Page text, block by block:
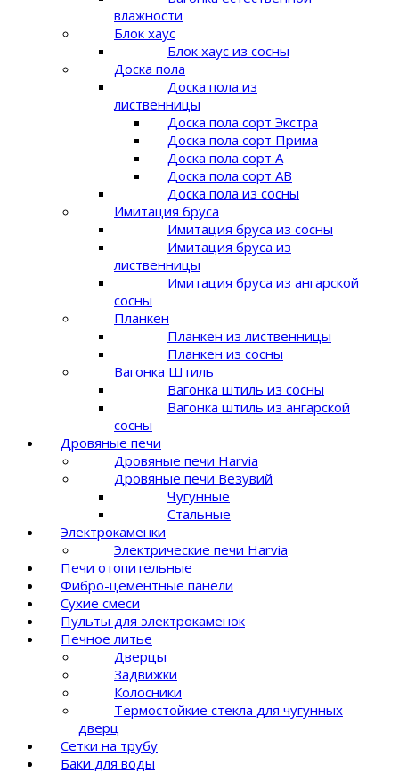
влажности
Блок хаус
Блок хаус из сосны
Доска пола
Доска пола из
лиственницы
Доска пола сорт Экстра
Доска пола сорт Прима
Доска пола сорт A
Доска пола сорт AB
Доска пола из сосны
Имитация бруса
Имитация бруса из сосны
Имитация бруса из
лиственницы
Имитация бруса из ангарской
сосны
Планкен
Планкен из лиственницы
Планкен из сосны
Вагонка Штиль
Вагонка штиль из сосны
Вагонка штиль из ангарской
сосны
Дровяные печи
Дровяные печи Harvia
Дровяные печи Везувий
Чугунные
Стальные
Электрокаменки
Электрические печи Harvia
Печи отопительные
Фибро-цементные панели
Сухие смеси
Пульты для электрокаменок
Печное литье
Дверцы
Задвижки
Колосники
Термостойкие стекла для чугунных
дверц
Сетки на трубу
Баки для воды